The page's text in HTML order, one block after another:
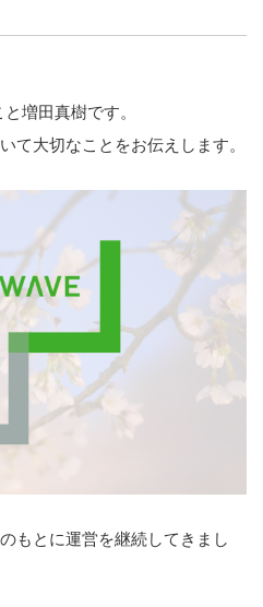
ードウェアからソフトウェアの事業
最前線で見てきた生き字引として
リアのニュースポータルの創業デ
業に。世界最大IT系メディア（ス
スタートアップ支援側の取り組みに
増田真樹です。
て大切なことをお伝えします。
もとに運営を継続してきまし